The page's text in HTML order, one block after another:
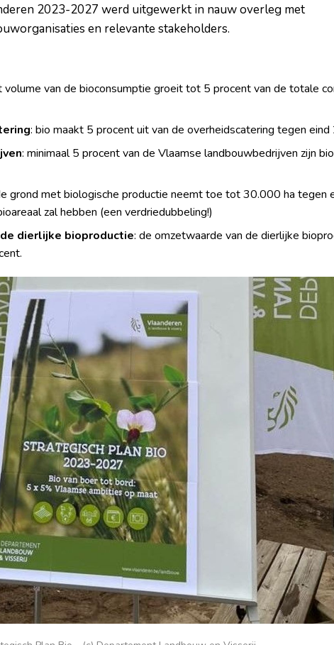
2023-2027 werd uitgewerkt in nauw overleg met
en relevante stakeholders.
volume van de bioconsumptie groeit tot 5 procent van de totale
: bio maakt 5 procent uit van de overheidscatering tegen
: minimaal 5 procent van de Vlaamse landbouwbedrijven zijn
grond met biologische productie neemt toe tot 30.000 ha tegen
zal hebben (een verdriedubbeling!)
dierlijke bioproductie: de omzetwaarde van de dierlijke